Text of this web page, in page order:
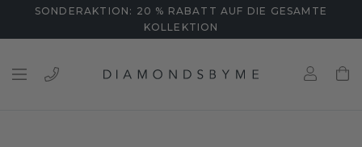
SONDERAKTION: 20 % RABATT AUF DIE GESAMTE
KOLLEKTION